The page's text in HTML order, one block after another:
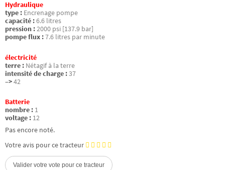
Hydraulique
type : Encrenage pompe
capacité :6.6 litres
pression :2000 psi [137.9 bar]
pompe flux :7.6 litres par minute
électricité
terre : Nétagif à la terre
intensité de charge :37
–>42
Batterie
nombre : 1
voltage : 12
Pas encore noté.
Votre avis pour ce tracteur